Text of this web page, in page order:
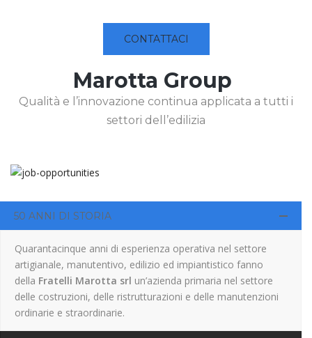
CONTATTACI
Marotta Group
Qualità e l’innovazione continua applicata a tutti i
settori dell’edilizia
50 ANNI DI STORIA
Quarantacinque anni di esperienza operativa nel settore
artigianale, manutentivo, edilizio ed impiantistico fanno
della Fratelli Marotta srl un’azienda primaria nel settore
delle costruzioni, delle ristrutturazioni e delle manutenzioni
ordinarie e straordinarie.